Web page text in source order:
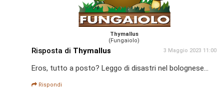
Thymallus
(Fungaiolo)
Risposta di Thymallus 3 Maggio 2023 11:00
Eros, tutto a posto? Leggo di disastri nel bolognese...
Rispondi